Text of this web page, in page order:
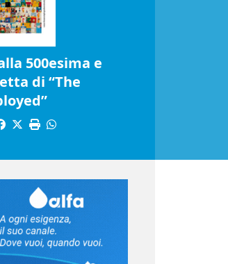
500esima e
di “The